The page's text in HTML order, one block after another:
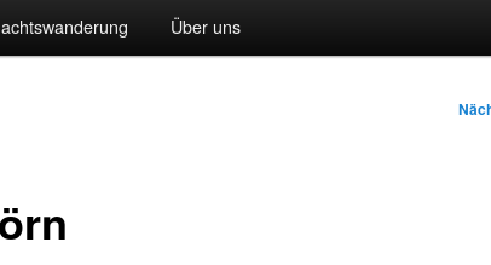
Über uns